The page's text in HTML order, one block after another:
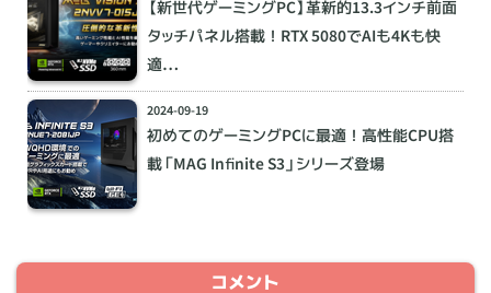
【新世代ゲーミングPC】革新的13.3インチ前面
タッチパネル搭載！RTX 5080でAIも4Kも快
適…
2024-09-19
初めてのゲーミングPCに最適！高性能CPU搭
載「MAG Infinite S3」シリーズ登場